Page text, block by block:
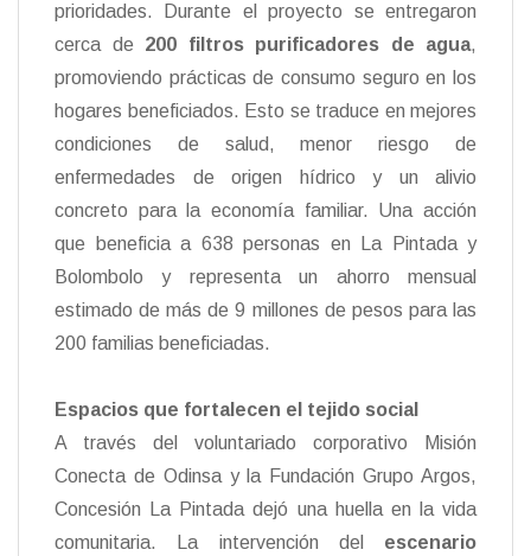
prioridades. Durante el proyecto se entregaron
cerca de 200 filtros purificadores de agua,
promoviendo prácticas de consumo seguro en los
hogares beneficiados. Esto se traduce en mejores
condiciones de salud, menor riesgo de
enfermedades de origen hídrico y un alivio
concreto para la economía familiar. Una acción
que beneficia a 638 personas en La Pintada y
Bolombolo y representa un ahorro mensual
estimado de más de 9 millones de pesos para las
200 familias beneficiadas.
Espacios que fortalecen el tejido social
A través del voluntariado corporativo Misión
Conecta de Odinsa y la Fundación Grupo Argos,
Concesión La Pintada dejó una huella en la vida
comunitaria. La intervención del escenario